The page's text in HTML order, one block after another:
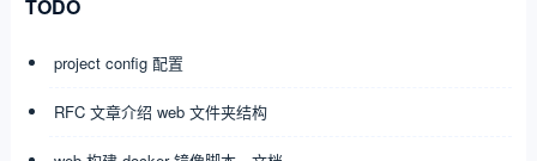
TODO
project config 配置
RFC 文章介绍 web 文件夹结构